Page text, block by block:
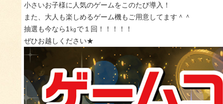
小さいお子様に人気のゲームをこのたび導入！
また、大人も楽しめるゲーム機もご用意してます＾＾
抽選も今なら1㎏で１回！！！！！
ぜひお越しください★